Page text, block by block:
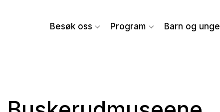
Besøk oss Program Barn og unge